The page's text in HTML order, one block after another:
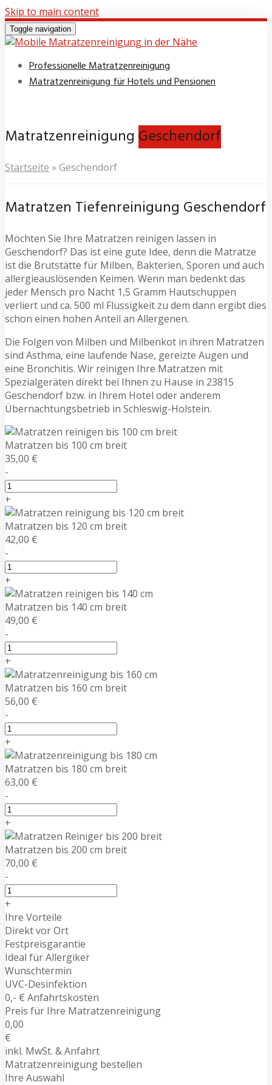
Skip to main content
Toggle navigation
Professionelle Matratzenreinigung
Matratzenreinigung für Hotels und Pensionen
Matratzenreinigung Geschendorf
Startseite » Geschendorf
Matratzen Tiefenreinigung Geschendorf
Möchten Sie Ihre Matratzen reinigen lassen in
Geschendorf? Das ist eine gute Idee, denn die Matratze
ist die Brutstätte für Milben, Bakterien, Sporen und auch
allergieauslösenden Keimen. Wenn man bedenkt das
jeder Mensch pro Nacht 1,5 Gramm Hautschuppen
verliert und ca. 500 ml Flüssigkeit zu dem dann ergibt dies
schon einen hohen Anteil an Allergenen.
Die Folgen von Milben und Milbenkot in ihren Matratzen
sind Asthma, eine laufende Nase, gereizte Augen und
eine Bronchitis. Wir reinigen Ihre Matratzen mit
Spezialgeräten direkt bei Ihnen zu Hause in 23815
Geschendorf bzw. in Ihrem Hotel oder anderem
Übernachtungsbetrieb in Schleswig-Holstein.
Matratzen bis 100 cm breit
35,00 €
-
+
Matratzen bis 120 cm breit
42,00 €
-
+
Matratzen bis 140 cm breit
49,00 €
-
+
Matratzen bis 160 cm breit
56,00 €
-
+
Matratzen bis 180 cm breit
63,00 €
-
+
Matratzen bis 200 cm breit
70,00 €
-
+
Ihre Vorteile
Direkt vor Ort
Festpreisgarantie
Ideal für Allergiker
Wunschtermin
UVC-Desinfektion
0,- € Anfahrtskosten
Preis für Ihre Matratzenreinigung
0,00
€
inkl. MwSt. & Anfahrt
Matratzenreinigung bestellen
Ihre Auswahl